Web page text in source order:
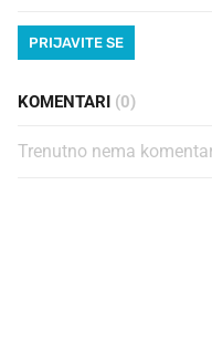
PRIJAVITE SE
KOMENTARI (0)
Trenutno nema